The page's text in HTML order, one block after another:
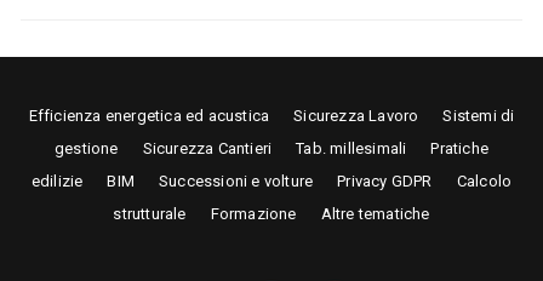
Efficienza energetica ed acustica Sicurezza Lavoro
Sistemi di
gestione
Sicurezza Cantieri Tab. millesimali
Pratiche
edilizie
BIM Successioni e volture Privacy GDPR
Calcolo
strutturale
Formazione Altre tematiche